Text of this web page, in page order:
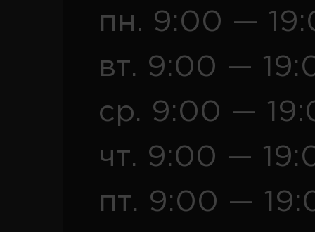
пн. 9:00 —
вт. 9:00 —
ср. 9:00 —
чт. 9:00 —
пт. 9:00 —